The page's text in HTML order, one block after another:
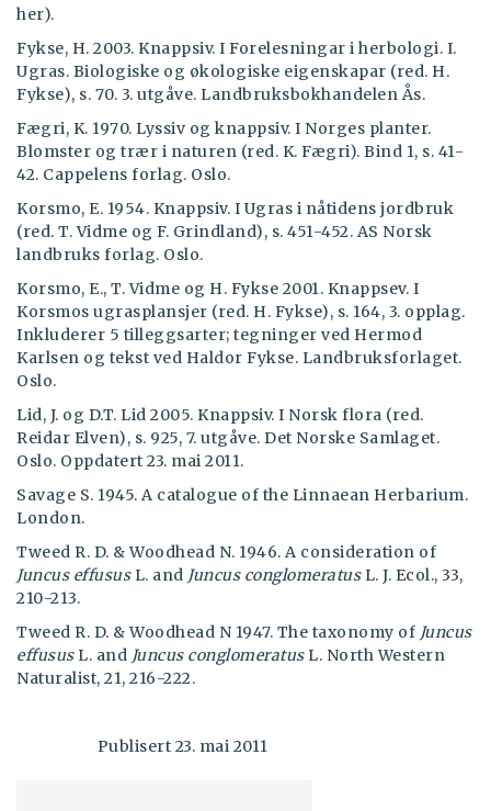
her).
Fykse, H. 2003. Knappsiv. I Forelesningar i herbologi. I.
Ugras. Biologiske og økologiske eigenskapar (red. H.
Fykse), s. 70. 3. utgåve. Landbruksbokhandelen Ås.
Fægri, K. 1970. Lyssiv og knappsiv. I Norges planter.
Blomster og trær i naturen (red. K. Fægri). Bind 1, s. 41-
42. Cappelens forlag. Oslo.
Korsmo, E. 1954. Knappsiv. I Ugras i nåtidens jordbruk
(red. T. Vidme og F. Grindland), s. 451-452. AS Norsk
landbruks forlag. Oslo.
Korsmo, E., T. Vidme og H. Fykse 2001. Knappsev. I
Korsmos ugrasplansjer (red. H. Fykse), s. 164, 3. opplag.
Inkluderer 5 tilleggsarter; tegninger ved Hermod
Karlsen og tekst ved Haldor Fykse. Landbruksforlaget.
Oslo.
Lid, J. og D.T. Lid 2005. Knappsiv. I Norsk flora (red.
Reidar Elven), s. 925, 7. utgåve. Det Norske Samlaget.
Oslo. Oppdatert 23. mai 2011.
Savage S. 1945. A catalogue of the Linnaean Herbarium.
London.
Tweed R. D. & Woodhead N. 1946. A consideration of
Juncus effususL. and Juncus conglomeratusL. J. Ecol., 33,
210-213.
Tweed R. D. & Woodhead N 1947. The taxonomy of Juncus
effususL. and Juncus conglomeratus L. North Western
Naturalist, 21, 216-222.
Publisert 23. mai 2011